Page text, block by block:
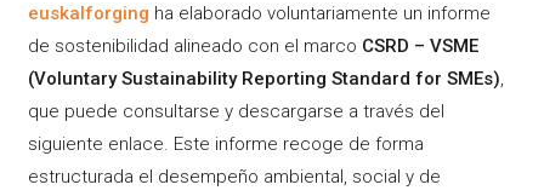
euskalforging ha elaborado voluntariamente un informe
de sostenibilidad alineado con el marco CSRD – VSME
(Voluntary Sustainability Reporting Standard for SMEs),
que puede consultarse y descargarse a través del
siguiente enlace. Este informe recoge de forma
estructurada el desempeño ambiental, social y de